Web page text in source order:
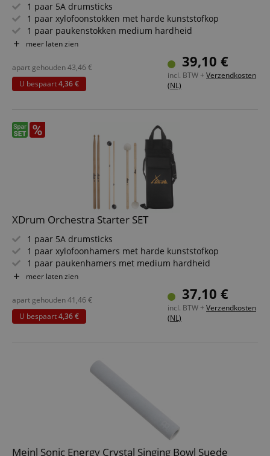
1 paar 5A drumsticks
1 paar xylofoonstokken met harde kunststofkop
1 paar paukenstokken medium hardheid
Set met grote, robuuste drumsticktas
meer laten zien
39,10 €
incl. BTW + Verzendkosten
(NL)
apart gehouden43,46 €
U bespaart4,36 €
XDrum Orchestra Starter SET
1 paar 5A drumsticks
1 paar xylofoonhamers met harde kunststofkop
1 paar paukenhamers met medium hardheid
Set inclusief robuuste drumsticktas
meer laten zien
37,10 €
incl. BTW + Verzendkosten
(NL)
apart gehouden41,46 €
U bespaart4,36 €
Meinl Sonic Energy Crystal Singing Bowl Suede